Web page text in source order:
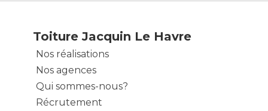
Toiture Jacquin Le Havre
Nos réalisations
Nos agences
Qui sommes-nous?
Récrutement